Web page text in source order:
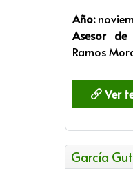
Año:
Asesor de
Ramos
Ver
García